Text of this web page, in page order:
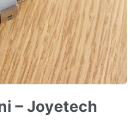
– Joyetech